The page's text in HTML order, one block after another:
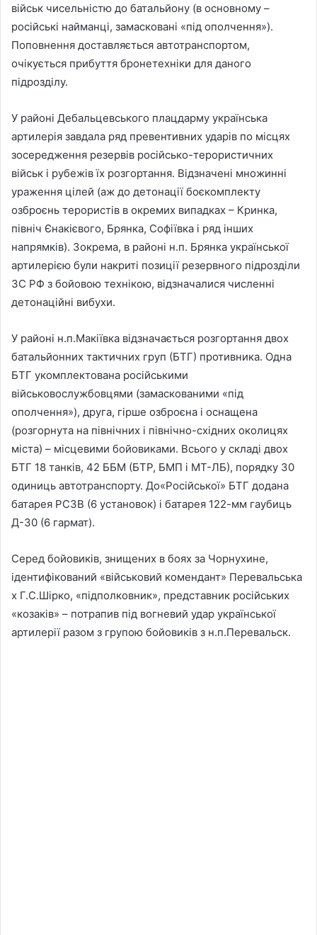
військ чисельністю до батальйону (в основному –
російські найманці, замасковані «під ополчення»).
Поповнення доставляється автотранспортом,
очікується прибуття бронетехніки для даного
підрозділу.
У районі Дебальцевського плацдарму українська
артилерія завдала ряд превентивних ударів по місцях
зосередження резервів російсько-терористичних
військ і рубежів їх розгортання. Відзначені множинні
ураження цілей (аж до детонації боєкомплекту
озброєнь терористів в окремих випадках – Кринка,
північ Єнакієвого, Брянка, Софіївка і ряд інших
напрямків). Зокрема, в районі н.п. Брянка української
артилерією були накриті позиції резервного підрозділи
ЗС РФ з бойовою технікою, відзначалися численні
детонаційні вибухи.
У районі н.п.Макіївка відзначається розгортання двох
батальйонних тактичних груп (БТГ) противника. Одна
БТГ укомплектована російськими
військовослужбовцями (замаскованими «під
ополчення»), друга, гірше озброєна і оснащена
(розгорнута на північних і північно-східних околицях
міста) – місцевими бойовиками. Всього у складі двох
БТГ 18 танків, 42 ББМ (БТР, БМП і МТ-ЛБ), порядку 30
одиниць автотранспорту. До«Російської» БТГ додана
батарея РСЗВ (6 установок) і батарея 122-мм гаубиць
Д-30 (6 гармат).
Серед бойовиків, знищених в боях за Чорнухине,
ідентифікований «військовий комендант» Перевальська
х Г.С.Шірко, «підполковник», представник російських
«козаків» – потрапив під вогневий удар української
артилерії разом з групою бойовиків з н.п.Перевальск.